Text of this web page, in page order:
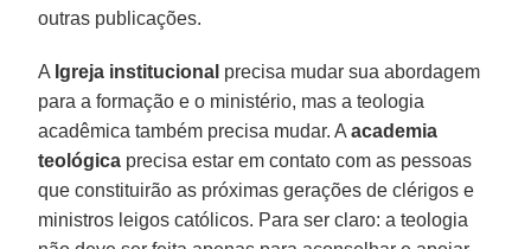
outras publicações.
A Igreja institucional precisa mudar sua abordagem
para a formação e o ministério, mas a teologia
acadêmica também precisa mudar. Aacademia
teológica precisa estar em contato com as pessoas
que constituirão as próximas gerações de clérigos e
ministros leigos católicos. Para ser claro: a teologia